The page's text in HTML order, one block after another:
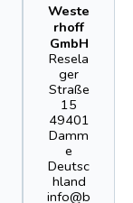
Weste
rhoff
GmbH
Resela
ger
Straße
15
49401
Damm
e
Deutsc
hland
info@b